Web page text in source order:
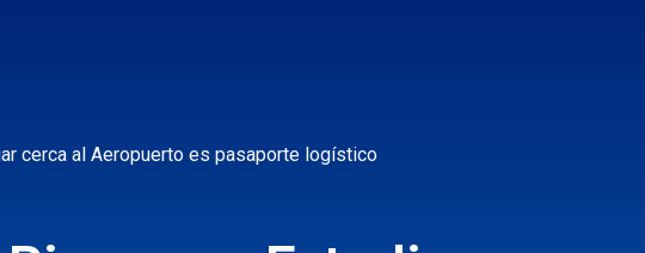
cerca al Aeropuerto es pasaporte logístico